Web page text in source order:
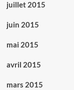
juillet 2015
juin 2015
mai 2015
avril 2015
mars 2015